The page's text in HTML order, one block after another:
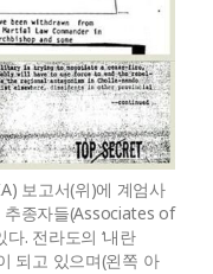
보고서(위)에 계엄사
추종자들(Associates of
. 전라도의 ‘내란
되고 있으며(왼쪽 아